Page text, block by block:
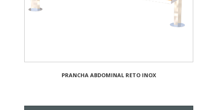
PRANCHA ABDOMINAL RETO INOX